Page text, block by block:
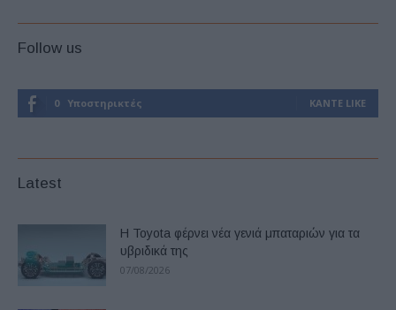
Follow us
0 Υποστηρικτές ΚΆΝΤΕ LIKE
Latest
Η Toyota φέρνει νέα γενιά μπαταριών για τα
υβριδικά της
07/08/2026